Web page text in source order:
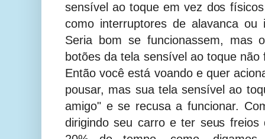
sensível ao toque em vez dos
como interruptores de alavanca ou
Seria bom se funcionassem, mas
botões da tela sensível ao toque
Então você está voando e quer
pousar, mas sua tela sensível ao
amigo" e se recusa a funcionar.
dirigindo seu carro e ter seus freios